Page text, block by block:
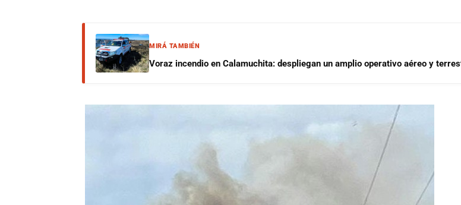
MIRÁ TAMBIÉN
Voraz incendio en Calamuchita: despliegan un amplio operativo aéreo y